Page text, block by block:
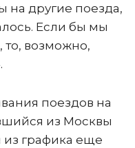
на другие поезда,
Если бы мы
то, возможно,
поездов на
из Москвы
из графика еще